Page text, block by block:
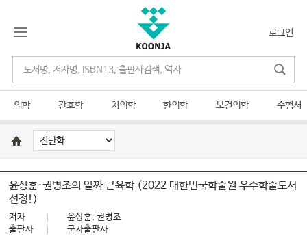
로그인
의학 간호학 치의학 한의학 보건의학 수험서
윤상훈·권병조의 알짜 근육학 (2022 대한민국학술원 우수학술도서
선정!)
저자
윤상훈, 권병조
출판사
군자출판사